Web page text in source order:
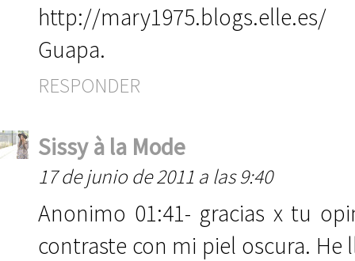
http://mary1975.blogs.elle.es/
Guapa.
RESPONDER
Sissy à la Mode
17 de junio de 2011 a las 9:40
Anonimo 01:41- gracias x tu
contraste con mi piel oscura.